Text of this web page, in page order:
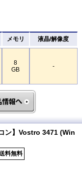
メモリ 液晶/解像度
8
GB
-
ン】Vostro 3471 (Win
料無料